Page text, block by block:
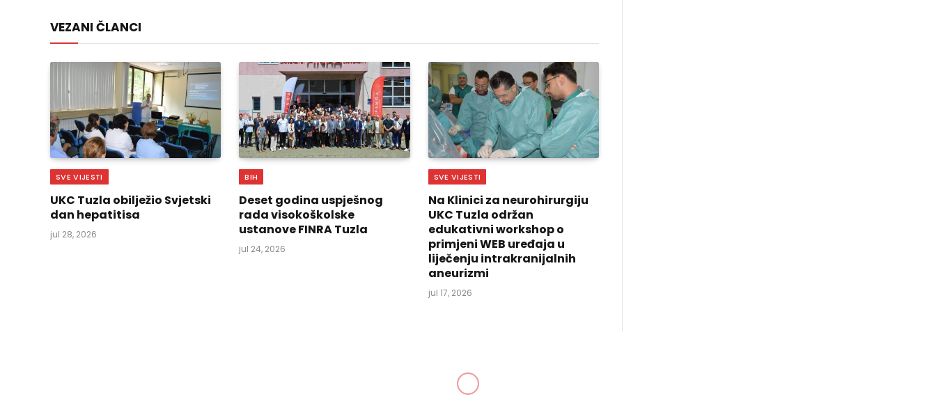
VEZANI ČLANCI
SVE VIJESTI
UKC Tuzla obilježio Svjetski
dan hepatitisa
jul 28, 2026
BIH
Deset godina uspješnog
rada visokoškolske
ustanove FINRA Tuzla
jul 24, 2026
SVE VIJESTI
Na Klinici za neurohirurgiju
UKC Tuzla održan
edukativni workshop o
primjeni WEB uređaja u
liječenju intrakranijalnih
aneurizmi
jul 17, 2026